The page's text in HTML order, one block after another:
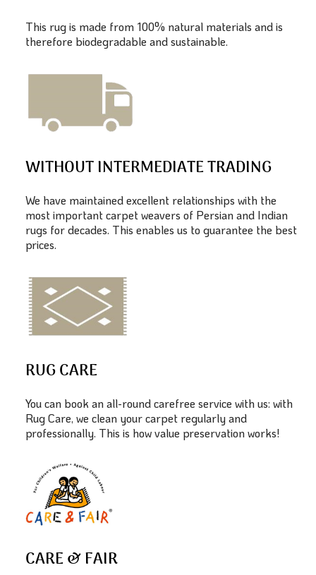
This rug is made from 100% natural materials and is
therefore biodegradable and sustainable.
WITHOUT INTERMEDIATE TRADING
We have maintained excellent relationships with the
most important carpet weavers of Persian and Indian
rugs for decades. This enables us to guarantee the best
prices.
RUG CARE
You can book an all-round carefree service with us: with
Rug Care, we clean your carpet regularly and
professionally. This is how value preservation works!
CARE & FAIR